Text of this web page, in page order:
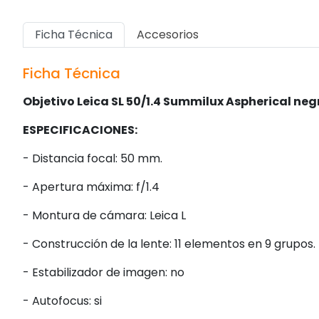
Ficha Técnica Accesorios
Ficha Técnica
Objetivo Leica SL 50/1.4 Summilux Aspherical
ESPECIFICACIONES:
- Distancia focal: 50 mm.
- Apertura máxima: f/1.4
- Montura de cámara: Leica L
- Construcción de la lente: 11 elementos en 9 grupos.
- Estabilizador de imagen: no
- Autofocus: si